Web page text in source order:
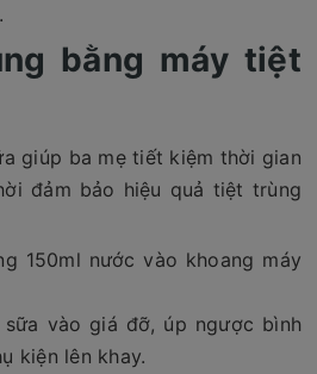
bằng máy tiệt
giúp ba mẹ tiết kiệm thời gian
đảm bảo hiệu quả tiệt trùng
150ml nước vào khoang máy
vào giá đỡ, úp ngược bình
kiện lên khay.